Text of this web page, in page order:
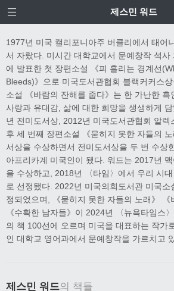
제스민 워드
1977년 미국 캘리포니아주 버클리에서 태어
서 자랐다. 미시간 대학교에서 문예창작 석사
에 발표한 첫 장편소설 《피 흘리는 경계선
Bleeds)》으로 미국도서관협회 블랙커커스
소설 《바람의 잔해를 줍다》는 한 가난한 흑
사랑과 유대감, 삶에 대한 희망을 생생하게
년 전미도서상, 2012년 미국도서관협회 알렉
후 세 번째 장편소설 《묻히지 못한 자들의
서상을 수상하면서 전미도서상을 두 번 수상
아프리카계 미국인이 됐다. 워드는 2017년 맥
을 수상하고, 2018년 〈타임〉에서 우리 시
로 선정됐다. 2022년 미국의회도서관 미국소
정되었으며, 《묻히지 못한 자들의 노래》 《
《수확한 남자들》이 2024년 〈뉴욕타임스
의 책 100선에 오르며 미국을 대표하는 작가
인 대학교 영어과에서 문예창작을 가르치고
제스민 워드의 책들